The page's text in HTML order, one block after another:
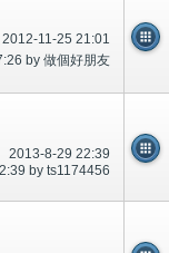
2012-11-25 21:01
by 做個好朋友
2013-8-29 22:39
by ts1174456